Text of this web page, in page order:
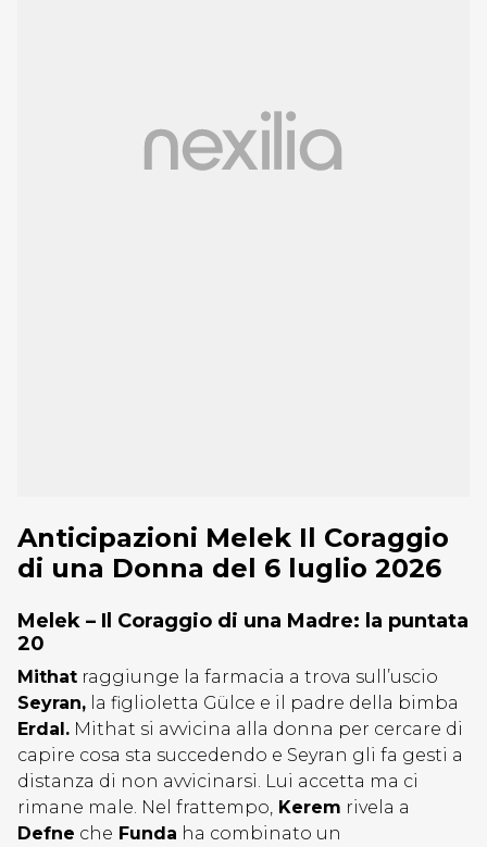
Anticipazioni Melek Il Coraggio
di una Donna del 6 luglio 2026
Melek – Il Coraggio di una Madre: la puntata
20
Mithat raggiunge la farmacia a trova sull’uscio
Seyran, la figlioletta Gülce e il padre della bimba
Erdal. Mithat si avvicina alla donna per cercare di
capire cosa sta succedendo e Seyran gli fa gesti a
distanza di non avvicinarsi. Lui accetta ma ci
rimane male. Nel frattempo, Kerem rivela a
Defne che Funda ha combinato un